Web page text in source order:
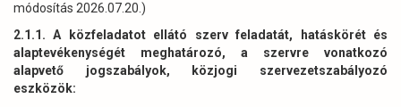
módosítás 2026.07.20.)
2.1.1. A közfeladatot ellátó szerv feladatát, hatáskörét és
alaptevékenységét meghatározó, a szervre vonatkozó
alapvető jogszabályok, közjogi szervezetszabályozó
eszközök: